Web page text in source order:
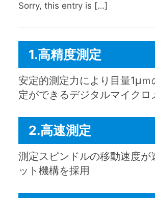
Sorry, this entry is […]
1.高精度測定
安定的測定力により目量1µｍ
定ができるデジタルマイクロ
2.高速測定
測定スピンドルの移動速度が
ット機構を採用